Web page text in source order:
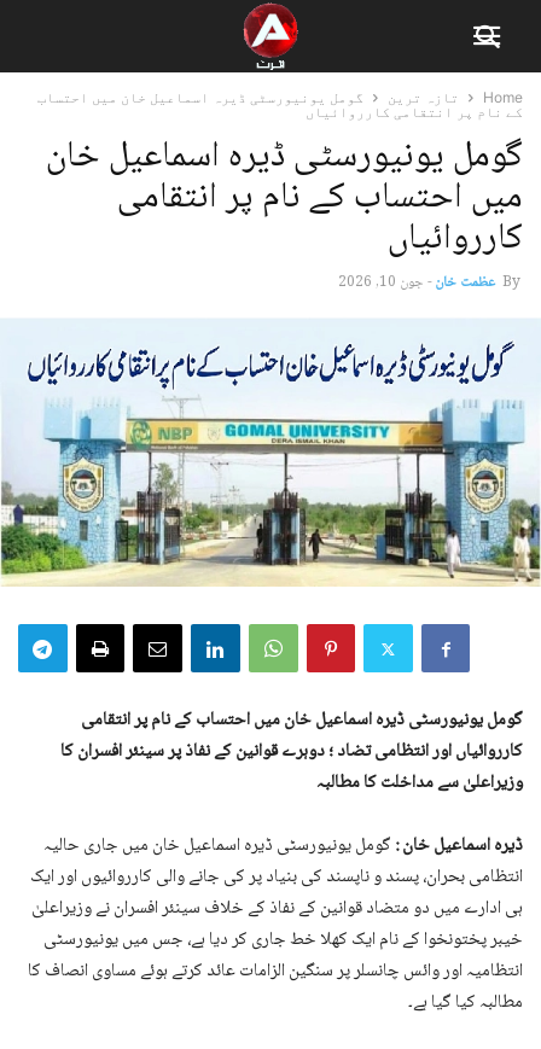
Home تازہ ترین
گومل یونیورسٹی ڈیرہ اسماعیل خان میں احتساب
کے نام پر انتقامی کارروائیاں
گومل یونیورسٹی ڈیرہ اسماعیل خان
میں احتساب کے نام پر انتقامی
کارروائیاں
By عظمت خان-جون 10, 2026
گومل یونیورسٹی ڈیرہ اسماعیل خان میں احتساب کے نام پر انتقامی
کارروائیاں اور انتظامی تضاد ؛ دوہرے قوانین کے نفاذ پر سینئر افسران کا
وزیراعلیٰ سے مداخلت کا مطالبہ
ڈیرہ اسماعیل خان :گومل یونیورسٹی ڈیرہ اسماعیل خان میں جاری حالیہ
انتظامی بحران، پسند و ناپسند کی بنیاد پر کی جانے والی کارروائیوں اور ایک
ہی ادارے میں دو متضاد قوانین کے نفاذ کے خلاف سینئر افسران نے وزیراعلیٰ
خیبر پختونخوا کے نام ایک کھلا خط جاری کر دیا ہے، جس میں یونیورسٹی
انتظامیہ اور وائس چانسلر پر سنگین الزامات عائد کرتے ہوئے مساوی انصاف کا
مطالبہ کیا گیا ہے۔